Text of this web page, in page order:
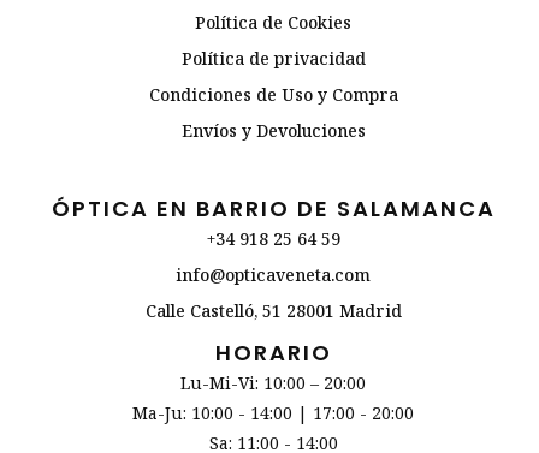
Política de Cookies
Política de privacidad
Condiciones de Uso y Compra
Envíos y Devoluciones
ÓPTICA EN BARRIO DE SALAMANCA
+34 918 25 64 59
info@opticaveneta.com
Calle Castelló, 51 28001 Madrid
HORARIO
Lu-Mi-Vi: 10:00 – 20:00
Ma-Ju: 10:00 - 14:00 | 17:00 - 20:00
Sa: 11:00 - 14:00